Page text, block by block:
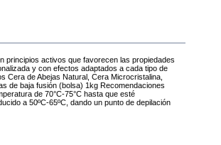
principios activos que favorecen las propiedades
y con efectos adaptados a cada tipo de
Cera de Abejas Natural, Cera Microcristalina,
de baja fusión (bolsa) 1kg Recomendaciones
de 70°C-75°C hasta que esté
a 50ºC-65ºC, dando un punto de depilación